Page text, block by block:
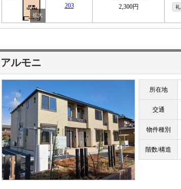
203 2,300円 礼
アルモニ
所在地
交通
物件種別
階数/構造